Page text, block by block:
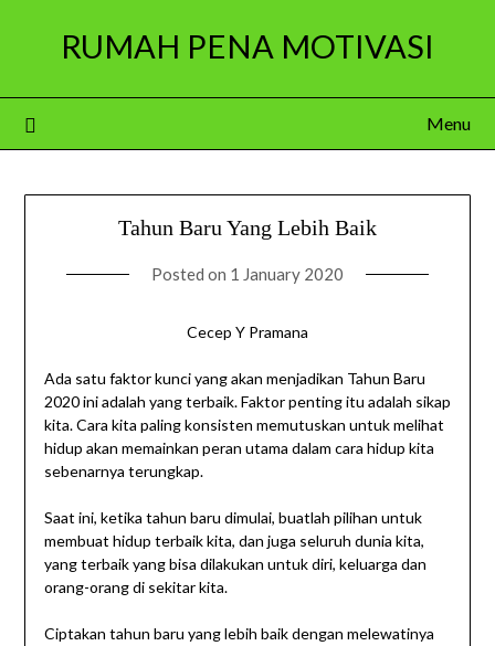
RUMAH PENA MOTIVASI
Menu
Tahun Baru Yang Lebih Baik
Posted on 1 January 2020
Cecep Y Pramana
Ada satu faktor kunci yang akan menjadikan Tahun Baru
2020 ini adalah yang terbaik. Faktor penting itu adalah sikap
kita. Cara kita paling konsisten memutuskan untuk melihat
hidup akan memainkan peran utama dalam cara hidup kita
sebenarnya terungkap.
Saat ini, ketika tahun baru dimulai, buatlah pilihan untuk
membuat hidup terbaik kita, dan juga seluruh dunia kita,
yang terbaik yang bisa dilakukan untuk diri, keluarga dan
orang-orang di sekitar kita.
Ciptakan tahun baru yang lebih baik dengan melewatinya